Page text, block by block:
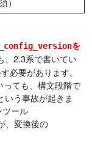
を
、2.3系で書いてい
必要があります。
ても、構文段階で
う事故が起きま
ール
、変換後の